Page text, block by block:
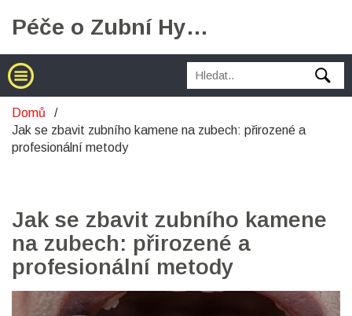
Péče o Zubní Hygienu
Domů
Jak se zbavit zubního kamene na zubech: přirozené a
profesionální metody
Jak se zbavit zubního kamene
na zubech: přirozené a
profesionální metody